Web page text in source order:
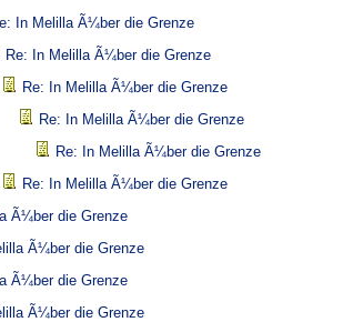
In Melilla Ã¼ber die Grenze
Re: In Melilla Ã¼ber die Grenze
Re: In Melilla Ã¼ber die Grenze
Re: In Melilla Ã¼ber die Grenze
Re: In Melilla Ã¼ber die Grenze
Re: In Melilla Ã¼ber die Grenze
Ã¼ber die Grenze
Ã¼ber die Grenze
Ã¼ber die Grenze
Ã¼ber die Grenze